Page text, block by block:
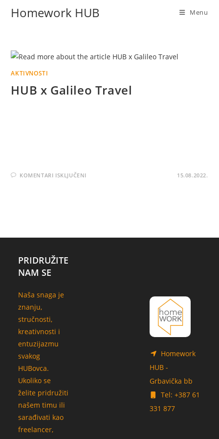
Homework HUB Menu
AKTIVNOSTI
HUB x Galileo Travel
KOMENTARI ISKLJUČENI 15.08.2022.
PRIDRUŽITE
NAM SE
Naša snaga je
znanju,
stručnosti,
kreativnosti i
entuzijazmu
svakog
HUBovca.
Ukoliko se
želite pridružiti
našem timu ili
sarađivati kao
freelancer,
Homework
HUB -
Grbavička bb
Tel: +387 61
331 877